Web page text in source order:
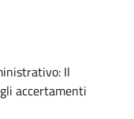
Il
accertamenti